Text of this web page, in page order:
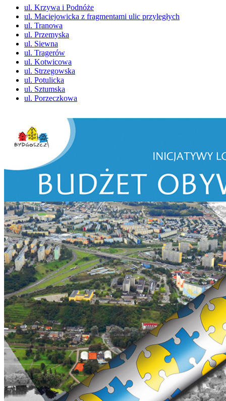
ul. Krzywa i Podnóże
ul. Maciejowicka z fragmentami ulic przyległych
ul. Tranowa
ul. Przemyska
ul. Siewna
ul. Tragerów
ul. Kotwicowa
ul. Strzegowska
ul. Potulicka
ul. Sztumska
ul. Porzeczkowa